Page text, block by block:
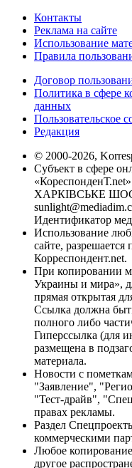
Контакты
Реклама на сайте
Использование
Правила
Договор
Политика в сфере
данных
Пользовательское
Редакция
© 2000-2026,
Субъект в сфере
ХАРКІВСЬКЕ
Идентификатор
Использование
сайте,
Корреспондент.net.
При копировании
Украины и мира»,
прямая открытая
Ссылка должна
полного либо
Гиперссылка (для
размещена в
материала.
Новости с
"Заявление",
"Тест-драйв",
правах рекламы.
Раздел
коммерческими
Любое
другое